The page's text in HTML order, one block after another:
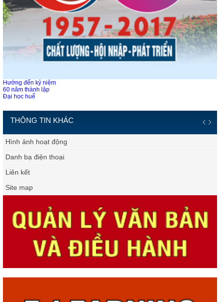
Hướng đến kỷ niệm
60 năm thành lập
Đại học huế
THÔNG TIN KHÁC
Hình ảnh hoạt động
Danh bạ điện thoại
Liên kết
Site map